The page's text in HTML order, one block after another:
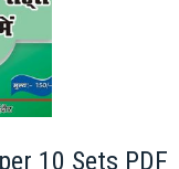
10 Sets PDF